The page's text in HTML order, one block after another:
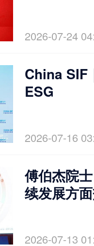
2026-07-24
China SIF
ESG
2026-07-16
傅伯杰院
续发展方
2026-07-13